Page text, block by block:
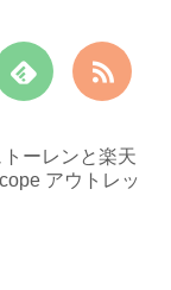
トーレンと楽天
アウトレッ